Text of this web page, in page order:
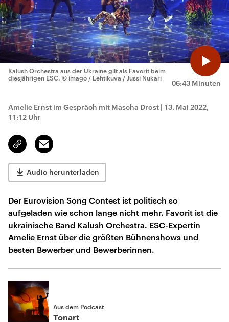
06:43 Minuten
Kalush Orchestra aus der Ukraine gilt als Favorit beim
diesjährigen ESC. © imago / Lehtikuva / Jussi Nukari
Amelie Ernst im Gespräch mit Mascha Drost | 13. Mai 2022,
11:12 Uhr
Link
kopieren/teilen
Email
Audio herunterladen
Der Eurovision Song Contest ist politisch so
aufgeladen wie schon lange nicht mehr. Favorit ist die
ukrainische Band Kalush Orchestra. ESC-Expertin
Amelie Ernst über die größten Bühnenshows und
besten Bewerber und Bewerberinnen.
Aus dem Podcast
Tonart